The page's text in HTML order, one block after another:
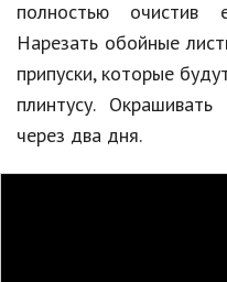
Культура и
Мода и стиль
Бизнес
полностью очистив
Нарезать обойные
припуски, которые
плинтусу.
через два дня.